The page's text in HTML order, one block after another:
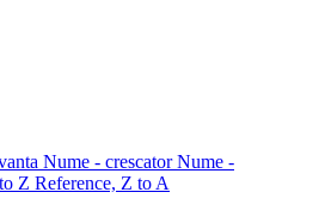
Nume - crescatorNume -
Z Reference, Z to A